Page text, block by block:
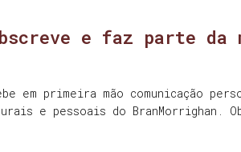
e faz parte da
em primeira mão comunicação
e pessoais do BranMorrighan.